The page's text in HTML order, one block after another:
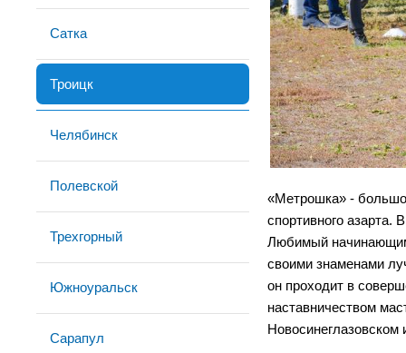
Сатка
Троицк
Челябинск
Полевской
Трехгорный
Южноуральск
Сарапул
«Метрошка» -
спортивного азарта.
Любимый
своими знаменами
он проходит в
наставничеством